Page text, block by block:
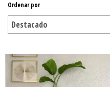
Ordenar por